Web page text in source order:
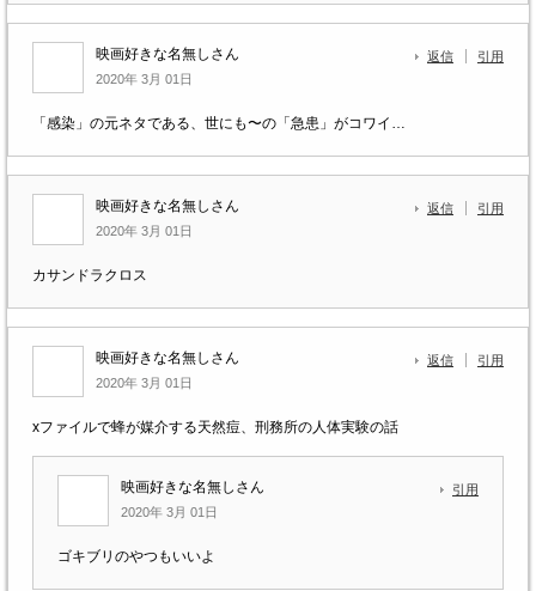
映画好きな名無しさん
2020年 3月 01日
返信 引用
「感染」の元ネタである、世にも〜の「急患」がコワイ…
映画好きな名無しさん
2020年 3月 01日
返信 引用
カサンドラクロス
映画好きな名無しさん
2020年 3月 01日
返信 引用
xファイルで蜂が媒介する天然痘、刑務所の人体実験の話
映画好きな名無しさん
2020年 3月 01日
引用
ゴキブリのやつもいいよ